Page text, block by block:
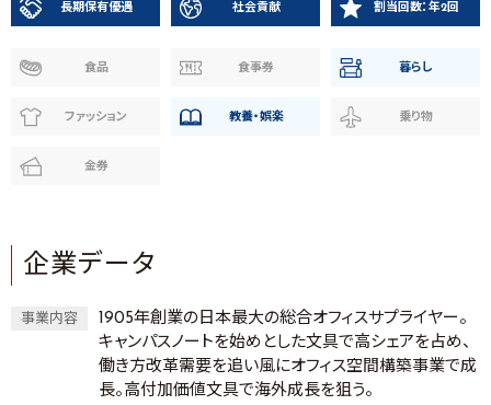
長期保有優遇 社会貢献 割当回数：年2回
食品 食事券 暮らし
ファッション 教養・娯楽 乗り物
金券
企業データ
事業内容
1905年創業の日本最大の総合オフィスサプライヤー。
キャンパスノートを始めとした文具で高シェアを占め、
働き方改革需要を追い風にオフィス空間構築事業で成
長。高付加価値文具で海外成長を狙う。